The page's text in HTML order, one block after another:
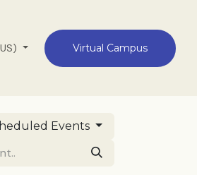
Virtual Campus
Events